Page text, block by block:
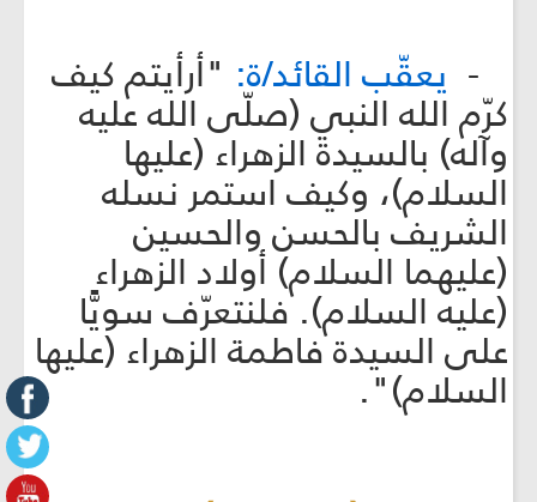
- يعقّب القائد/ة: "أرأيتم كيف
كرّم الله النبي (صلّى الله عليه
وآله) بالسيدة الزهراء (عليها
السلام)، وكيف استمر نسله
الشريف بالحسن والحسين
(عليهما السلام) أولاد الزهراء
(عليه السلام). فلنتعرّف سويًّا
على السيدة فاطمة الزهراء (عليها
السلام)".